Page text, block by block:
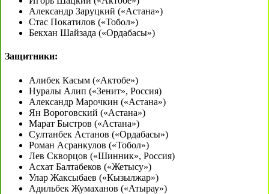
Александр Заруцкий («Астана»)
Стас Покатилов («Тобол»)
Бекхан Шайзада («Ордабасы»)
Защитники:
Алибек Касым («Актобе»)
Нуралы Алип («Зенит», Россия)
Александр Марочкин («Астана»)
Ян Вороговский («Астана»)
Марат Быстров («Астана»)
Султанбек Астанов («Ордабасы»)
Роман Асранкулов («Тобол»)
Лев Скворцов («Шинник», Россия)
Асхат Балтабеков («Жетысу»)
Улар Жаксыбаев («Кызылжар»)
Адильбек Жумаханов («Атырау»)